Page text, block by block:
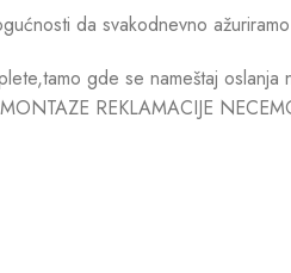
da svakodnevno
gde se nameštaj
REKLAMACIJE